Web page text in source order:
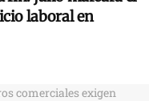
laboral en